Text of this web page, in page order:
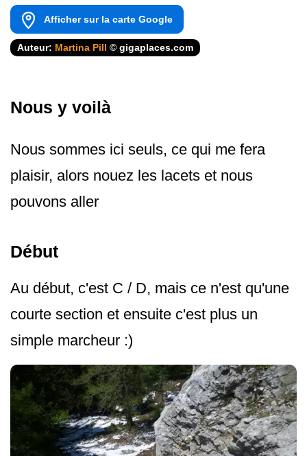
Afficher sur la carte Google
Auteur: Martina Pill © gigaplaces.com
Nous y voilà
Nous sommes ici seuls, ce qui me fera
plaisir, alors nouez les lacets et nous
pouvons aller
Début
Au début, c'est C / D, mais ce n'est qu'une
courte section et ensuite c'est plus un
simple marcheur :)